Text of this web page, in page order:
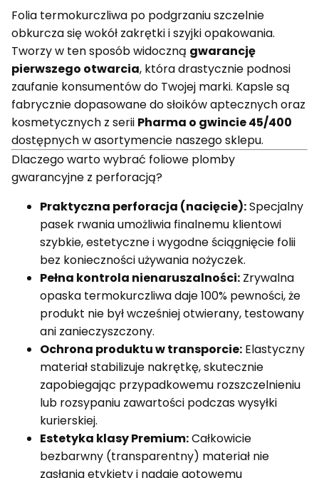
Folia termokurczliwa po podgrzaniu szczelnie
obkurcza się wokół zakrętki i szyjki opakowania.
Tworzy w ten sposób widoczną gwarancję
pierwszego otwarcia, która drastycznie podnosi
zaufanie konsumentów do Twojej marki. Kapsle są
fabrycznie dopasowane do słoików aptecznych oraz
kosmetycznych z serii Pharma o gwincie 45/400
dostępnych w asortymencie naszego sklepu.
Dlaczego warto wybrać foliowe plomby
gwarancyjne z perforacją?
Praktyczna perforacja (nacięcie):Specjalny
pasek rwania umożliwia finalnemu klientowi
szybkie, estetyczne i wygodne ściągnięcie folii
bez konieczności używania nożyczek.
Pełna kontrola nienaruszalności: Zrywalna
opaska termokurczliwa daje 100% pewności, że
produkt nie był wcześniej otwierany, testowany
ani zanieczyszczony.
Ochrona produktu w transporcie: Elastyczny
materiał stabilizuje nakrętkę, skutecznie
zapobiegając przypadkowemu rozszczelnieniu
lub rozsypaniu zawartości podczas wysyłki
kurierskiej.
Estetyka klasy Premium:Całkowicie
bezbarwny (transparentny) materiał nie
zasłania etykiety i nadaje gotowemu